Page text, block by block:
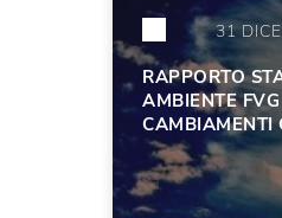
31
RAPPORTO
AMBIENTE
CAMBIAMENTI